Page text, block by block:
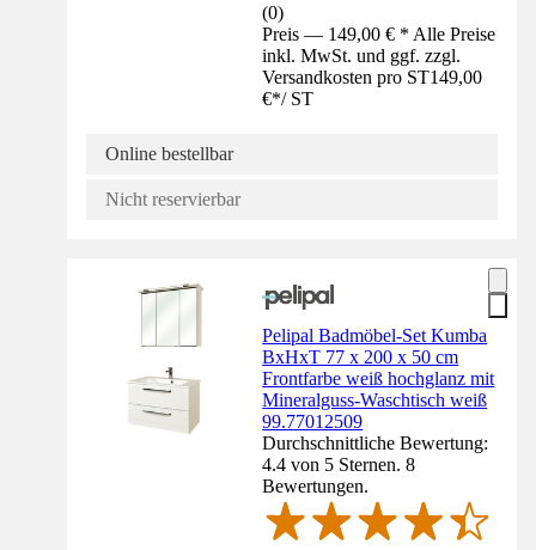
(0)
Preis — 149,00 € * Alle Preise
inkl. MwSt. und ggf. zzgl.
Versandkosten pro ST149,00
€*/ ST
Online bestellbar
Nicht reservierbar
Pelipal Badmöbel-Set Kumba
BxHxT 77 x 200 x 50 cm
Frontfarbe weiß hochglanz mit
Mineralguss-Waschtisch weiß
99.77012509
Durchschnittliche Bewertung:
4.4 von 5 Sternen. 8
Bewertungen.